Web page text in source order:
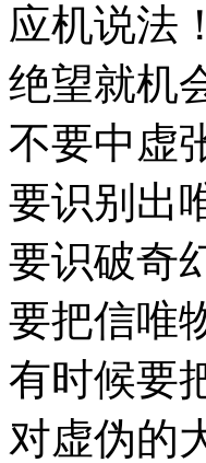
应机说法！
绝望就机
不要中虚
要识别出
要识破奇
要把信唯
有时候要
对虚伪的